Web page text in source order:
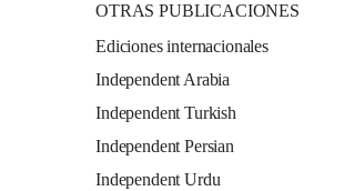
OTRAS PUBLICACIONES
Ediciones internacionales
Independent Arabia
Independent Turkish
Independent Persian
Independent Urdu